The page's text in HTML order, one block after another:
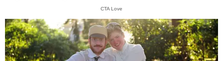
CTA Love